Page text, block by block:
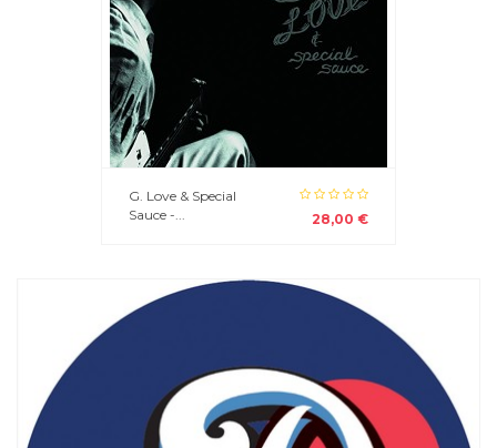
G. Love & Special
Sauce -...
28,00 €